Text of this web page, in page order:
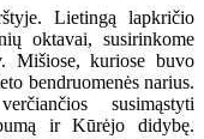
Lietingą lapkričio
oktavai, susirinkome
Mišiose, kuriose buvo
bendruomenės narius.
susimąstyti
ir Kūrėjo didybę.